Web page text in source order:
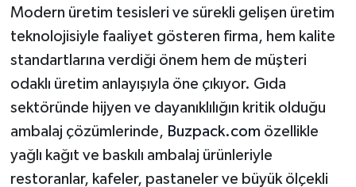
Modern üretim tesisleri ve sürekli gelişen üretim
teknolojisiyle faaliyet gösteren firma, hem kalite
standartlarına verdiği önem hem de müşteri
odaklı üretim anlayışıyla öne çıkıyor. Gıda
sektöründe hijyen ve dayanıklılığın kritik olduğu
ambalaj çözümlerinde, Buzpack.com özellikle
yağlı kağıt ve baskılı ambalaj ürünleriyle
restoranlar, kafeler, pastaneler ve büyük ölçekli